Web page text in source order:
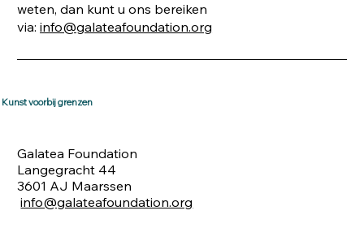
weten, dan kunt u ons bereiken
via:info@galateafoundation.org
Kunst voorbij grenzen
Galatea Foundation
Langegracht 44
3601 AJ Maarssen
info@galateafoundation.org